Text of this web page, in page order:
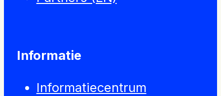
Informatie
Informatiecentrum